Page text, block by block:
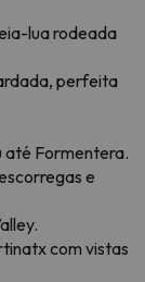
lua rodeada
perfeita
até Formentera.
e
com vistas